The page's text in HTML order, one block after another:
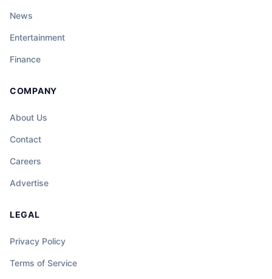
News
Entertainment
Finance
COMPANY
About Us
Contact
Careers
Advertise
LEGAL
Privacy Policy
Terms of Service